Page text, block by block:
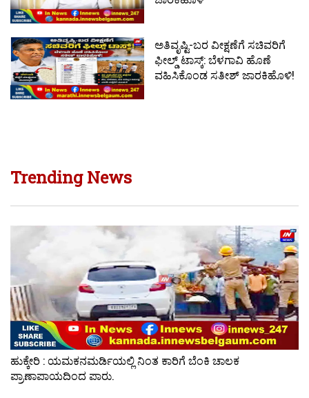
ಅತಿವೃಷ್ಟಿ-ಬರ ವೀಕ್ಷಣೆಗೆ ಸಚಿವರಿಗೆ
ಫೀಲ್ಡ್ ಟಾಸ್ಕ್: ಬೆಳಗಾವಿ ಹೊಣೆ
ವಹಿಸಿಕೊಂಡ ಸತೀಶ್ ಜಾರಕಿಹೊಳಿ!
Trending News
ಹುಕ್ಕೇರಿ : ಯಮಕನಮರ್ಡಿಯಲ್ಲಿ ನಿಂತ ಕಾರಿಗೆ ಬೆಂಕಿ ಚಾಲಕ
ಪ್ರಾಣಾಪಾಯದಿಂದ ಪಾರು.